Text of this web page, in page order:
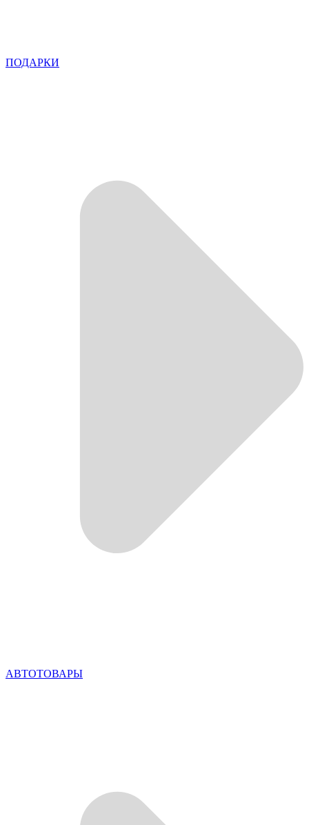
ПОДАРКИ
АВТОТОВАРЫ